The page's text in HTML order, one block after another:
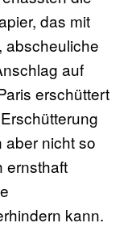
das mit
abscheuliche
auf
erschüttert
nicht so
ernsthaft
kann.